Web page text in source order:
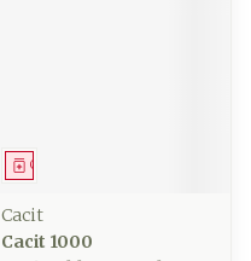
Geneesmiddel
Cacit
Cacit 1000